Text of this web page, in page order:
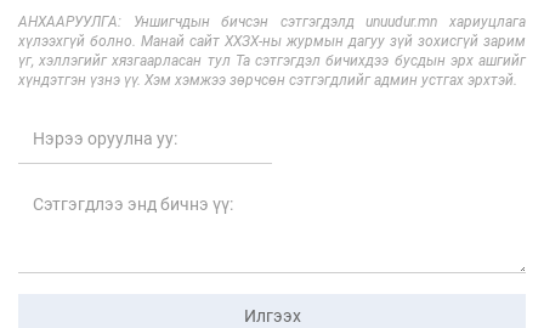
АНХААРУУЛГА: Уншигчдын бичсэн сэтгэгдэлд unuudur.mn хариуцлага
хүлээхгүй болно. Манай сайт ХХЗХ-ны журмын дагуу зүй зохисгүй зарим
үг, хэллэгийг хязгаарласан тул Та сэтгэгдэл бичихдээ бусдын эрх ашгийг
хүндэтгэн үзнэ үү. Хэм хэмжээ зөрчсөн сэтгэгдлийг админ устгах эрхтэй.
Илгээх